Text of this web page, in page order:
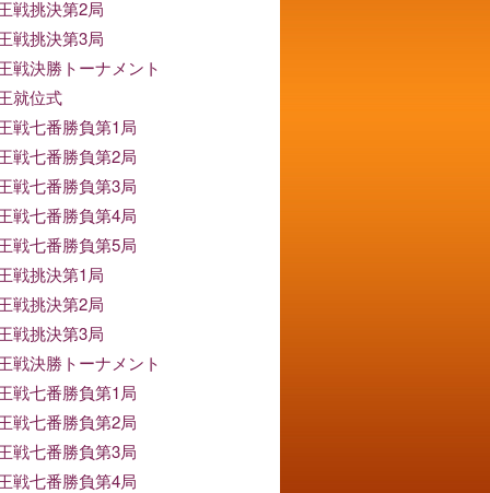
戦挑決第2局
戦挑決第3局
戦決勝トーナメント
就位式
戦七番勝負第1局
戦七番勝負第2局
戦七番勝負第3局
戦七番勝負第4局
戦七番勝負第5局
戦挑決第1局
戦挑決第2局
戦挑決第3局
戦決勝トーナメント
戦七番勝負第1局
戦七番勝負第2局
戦七番勝負第3局
戦七番勝負第4局